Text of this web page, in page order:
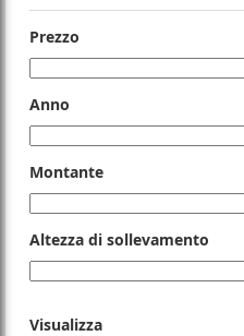
Prezzo
Anno
Montante
Altezza di sollevamento
Visualizza